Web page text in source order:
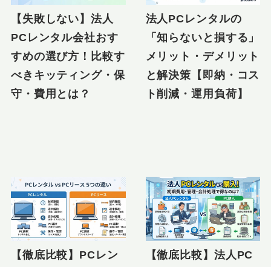
【失敗しない】法人
PCレンタル会社おす
すめの選び方！比較す
べきキッティング・保
守・費用とは？
法人PCレンタルの
「知らないと損する」
メリット・デメリット
と解決策【即納・コス
ト削減・運用負荷】
【徹底比較】PCレン
【徹底比較】法人PC